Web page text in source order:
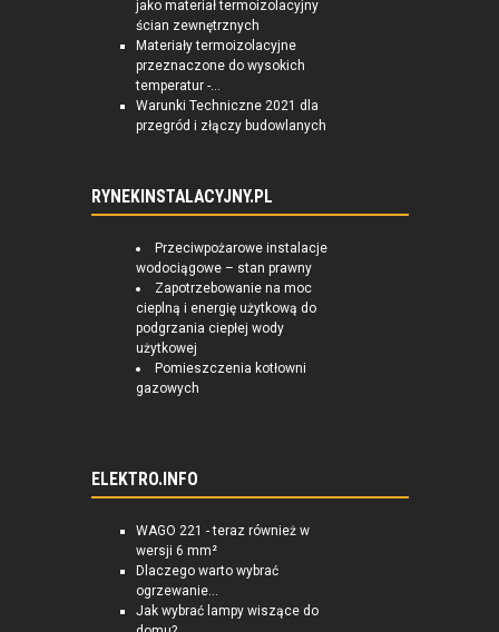
jako materiał termoizolacyjny
ścian zewnętrznych
Materiały termoizolacyjne
przeznaczone do wysokich
temperatur -...
Warunki Techniczne 2021 dla
przegród i złączy budowlanych
RYNEKINSTALACYJNY.PL
Przeciwpożarowe instalacje
wodociągowe – stan prawny
Zapotrzebowanie na moc
cieplną i energię użytkową do
podgrzania ciepłej wody
użytkowej
Pomieszczenia kotłowni
gazowych
ELEKTRO.INFO
WAGO 221 - teraz również w
wersji 6 mm²
Dlaczego warto wybrać
ogrzewanie...
Jak wybrać lampy wiszące do